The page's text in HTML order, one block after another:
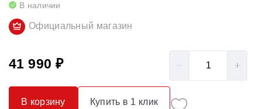
В наличии
Официальный магазин
41 990 ₽
В корзину Купить в 1 клик